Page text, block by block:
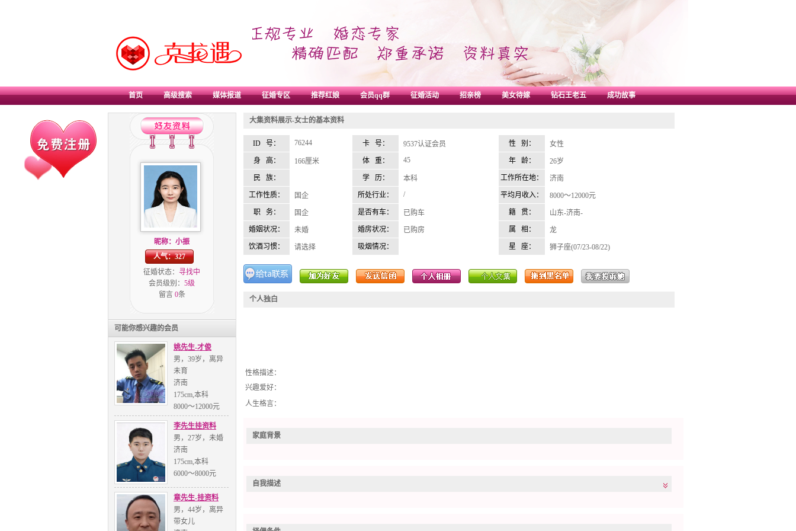
首页 高级搜索 媒体报道 征婚专区 推荐红娘 会员qq群 征婚活动 招亲榜 美女待嫁 钻石王老五 成功故事
昵称：小振
人气：327
征婚状态： 寻找中
会员级别： 5级
留言 0条
可能你感兴趣的会员
姚先生-才俊
男，39岁，离异
未育
济南
175cm,本科
8000～12000元
李先生挂资料
男，27岁，未婚
济南
175cm,本科
6000～8000元
章先生-挂资料
男，44岁，离异
带女儿
大集资料展示-女士的基本资料
ID 号： 76244 卡 号： 9537认证会员 性 别：
女性
身 高：
166厘米 体 重： 45 年 龄：
26岁
民 族：
学 历： 本科 工作所在地：
济南
工作性质：
国企 所处行业： / 平均月收入：
8000～12000元
职 务：
国企 是否有车： 已购车 籍 贯：
山东-济南-
婚姻状况：
未婚 婚房状况： 已购房 属 相：
龙
饮酒习惯：
请选择 吸烟情况： 星 座： 狮子座(07/23-08/22)
个人独白
性格描述：
兴趣爱好：
人生格言：
家庭背景
自我描述